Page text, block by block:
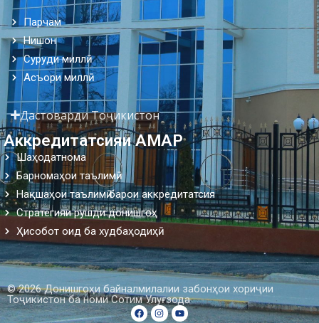
Парчам
Нишон
Суруди миллӣ
Асъори миллӣ
Дастоварди Тоҷикистон
Аккредитатсияи АМАР
Шаҳодатнома
Барномаҳои таълимӣ
Нақшаҳои таълимӣ барои аккредитатсия
Стратегияи рушди донишгоҳ
Ҳисобот оид ба худбаҳодиҳӣ
© 2026 Донишгоҳи байналмилалии забонҳои хориҷии
Тоҷикистон ба номи Сотим Улуғзода